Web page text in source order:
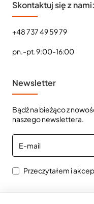
Skontaktuj się z nami:
+48 737 49 59 79
pn.-pt. 9:00-16:00
Newsletter
Bądź na bieżąco z
naszego newslettera.
E-
mail
Przeczytałem i